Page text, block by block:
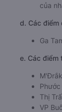
của
d. Các điểm
Ga
e. Các điểm
M'Đrắk
Phước
Thị
VP